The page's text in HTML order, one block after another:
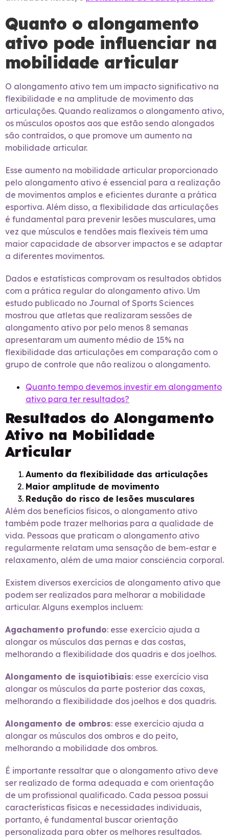
Quanto o alongamento
ativo pode influenciar na
mobilidade articular
O alongamento ativo tem um impacto significativo na
flexibilidade e na amplitude de movimento das
articulações. Quando realizamos o alongamento ativo,
os músculos opostos aos que estão sendo alongados
são contraídos, o que promove um aumento na
mobilidade articular.
Esse aumento na mobilidade articular proporcionado
pelo alongamento ativo é essencial para a realização
de movimentos amplos e eficientes durante a prática
esportiva. Além disso, a flexibilidade das articulações
é fundamental para prevenir lesões musculares, uma
vez que músculos e tendões mais flexíveis têm uma
maior capacidade de absorver impactos e se adaptar
a diferentes movimentos.
Dados e estatísticas comprovam os resultados obtidos
com a prática regular do alongamento ativo. Um
estudo publicado no Journal of Sports Sciences
mostrou que atletas que realizaram sessões de
alongamento ativo por pelo menos 8 semanas
apresentaram um aumento médio de 15% na
flexibilidade das articulações em comparação com o
grupo de controle que não realizou o alongamento.
Quanto tempo devemos investir em alongamento
ativo para ter resultados?
Resultados do Alongamento
Ativo na Mobilidade
Articular
Aumento da flexibilidade das articulações
Maior amplitude de movimento
Redução do risco de lesões musculares
Além dos benefícios físicos, o alongamento ativo
também pode trazer melhorias para a qualidade de
vida. Pessoas que praticam o alongamento ativo
regularmente relatam uma sensação de bem-estar e
relaxamento, além de uma maior consciência corporal.
Existem diversos exercícios de alongamento ativo que
podem ser realizados para melhorar a mobilidade
articular. Alguns exemplos incluem:
Agachamento profundo: esse exercício ajuda a
alongar os músculos das pernas e das costas,
melhorando a flexibilidade dos quadris e dos joelhos.
Alongamento de isquiotibiais: esse exercício visa
alongar os músculos da parte posterior das coxas,
melhorando a flexibilidade dos joelhos e dos quadris.
Alongamento de ombros: esse exercício ajuda a
alongar os músculos dos ombros e do peito,
melhorando a mobilidade dos ombros.
É importante ressaltar que o alongamento ativo deve
ser realizado de forma adequada e com orientação
de um profissional qualificado. Cada pessoa possui
características físicas e necessidades individuais,
portanto, é fundamental buscar orientação
personalizada para obter os melhores resultados.